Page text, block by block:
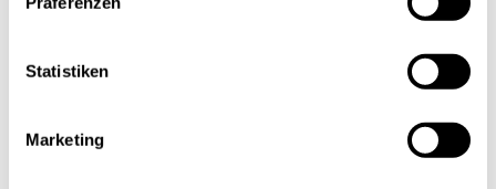
Statistiken
Marketing
SALE